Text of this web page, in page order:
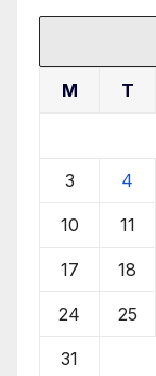
M T
3 4
10 11
17 18
24 25
31